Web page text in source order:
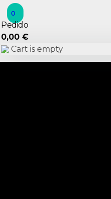
0
Pedido
0,00€
Cart is empty